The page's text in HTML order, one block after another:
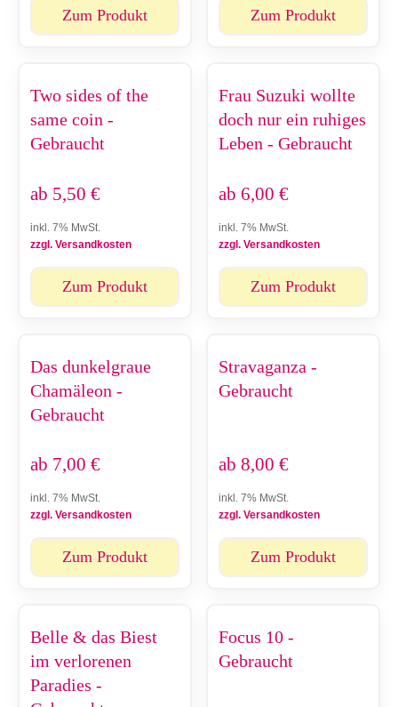
Zum Produkt Zum Produkt
Two sides of the
same coin -
Gebraucht
ab 5,50 €
inkl. 7% MwSt.
zzgl. Versandkosten
Zum Produkt
Frau Suzuki wollte
doch nur ein ruhiges
Leben - Gebraucht
ab 6,00 €
inkl. 7% MwSt.
zzgl. Versandkosten
Zum Produkt
Das dunkelgraue
Chamäleon -
Gebraucht
ab 7,00 €
inkl. 7% MwSt.
zzgl. Versandkosten
Zum Produkt
Stravaganza -
Gebraucht
ab 8,00 €
inkl. 7% MwSt.
zzgl. Versandkosten
Zum Produkt
Belle & das Biest
im verlorenen
Paradies -
Focus 10 -
Gebraucht